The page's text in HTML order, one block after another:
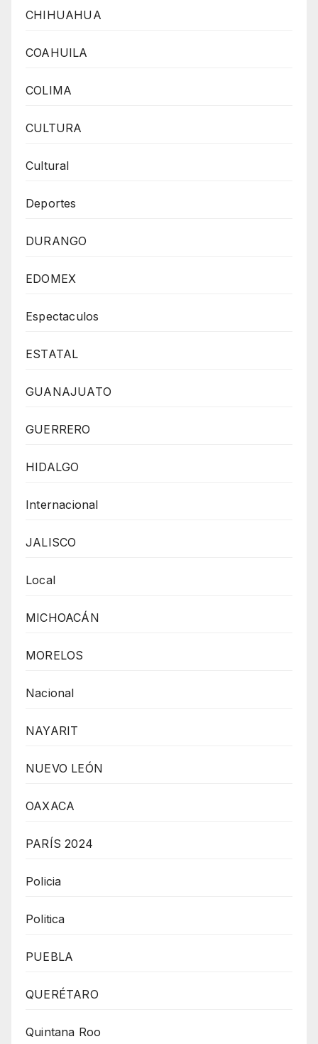
CHIHUAHUA
COAHUILA
COLIMA
CULTURA
Cultural
Deportes
DURANGO
EDOMEX
Espectaculos
ESTATAL
GUANAJUATO
GUERRERO
HIDALGO
Internacional
JALISCO
Local
MICHOACÁN
MORELOS
Nacional
NAYARIT
NUEVO LEÓN
OAXACA
PARÍS 2024
Policia
Politica
PUEBLA
QUERÉTARO
Quintana Roo